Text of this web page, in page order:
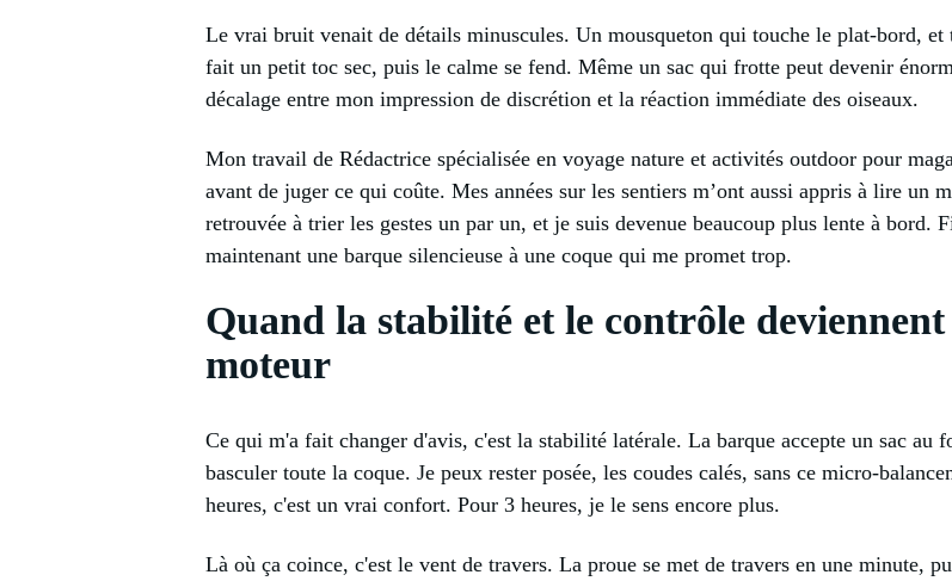
Le vrai bruit venait de détails minuscules. Un mousqueton qui touche le plat-bord,
fait un petit toc sec, puis le calme se fend. Même un sac qui frotte peut devenir
décalage entre mon impression de discrétion et la réaction immédiate des oiseaux.
Mon travail de Rédactrice spécialisée en voyage nature et activités outdoor pour
avant de juger ce qui coûte. Mes années sur les sentiers m’ont aussi appris à lire un
retrouvée à trier les gestes un par un, et je suis devenue beaucoup plus lente à bord.
maintenant une barque silencieuse à une coque qui me promet trop.
Quand la stabilité et le contrôle
moteur
Ce qui m'a fait changer d'avis, c'est la stabilité latérale. La barque accepte un sac au
basculer toute la coque. Je peux rester posée, les coudes calés, sans ce micro-
heures, c'est un vrai confort. Pour 3 heures, je le sens encore plus.
Là où ça coince, c'est le vent de travers. La proue se met de travers en une minute,